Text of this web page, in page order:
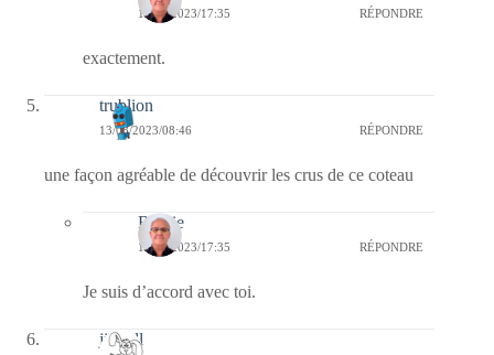
13/08/2023/17:35 RÉPONDRE
exactement.
trublion
13/08/2023/08:46 RÉPONDRE
une façon agréable de découvrir les crus de ce coteau
Bernie
13/08/2023/17:35 RÉPONDRE
Je suis d’accord avec toi.
jill bill